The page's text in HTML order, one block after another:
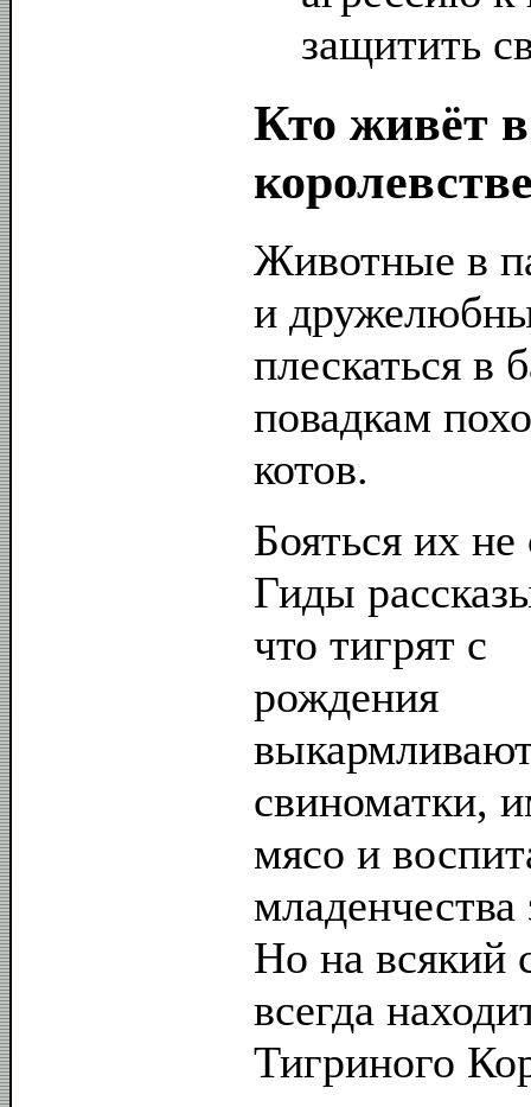
защитить
Кто живёт
Животные в
и
плескаться в
повадкам
котов.
Бояться их не
Гиды
что тигрят с
рождения
свиноматки,
мясо и
Но на всякий
всегда
Тигриного